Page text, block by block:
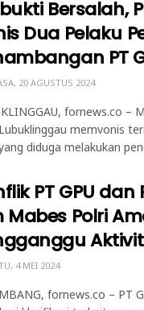
Bersalah,
Dua Pelaku
PT
20 AGUSTUS 2024
fornews.co –
memvonis
diduga melakukan
PT GPU dan
Mabes Polri
4 MEI 2024
fornews.co – PT